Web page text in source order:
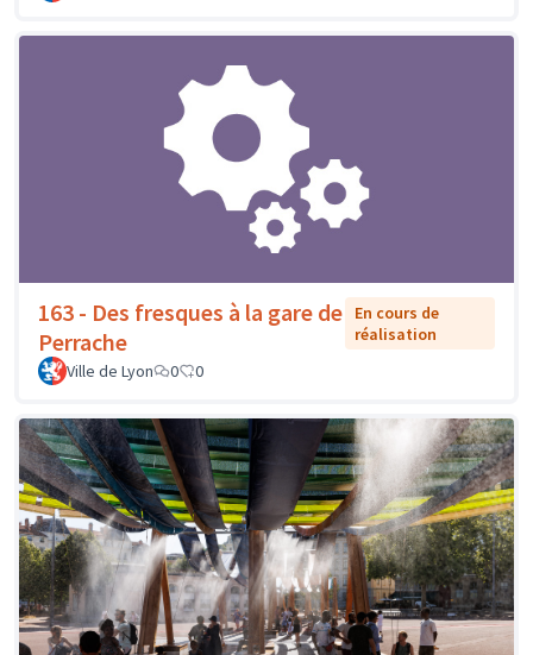
163 - Des fresques à la gare de
Perrache
En cours de
réalisation
Ville de Lyon
0 0